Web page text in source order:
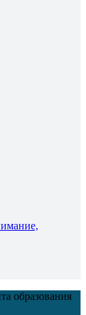
образования